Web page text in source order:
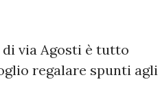
via Agosti è tutto
regalare spunti agli